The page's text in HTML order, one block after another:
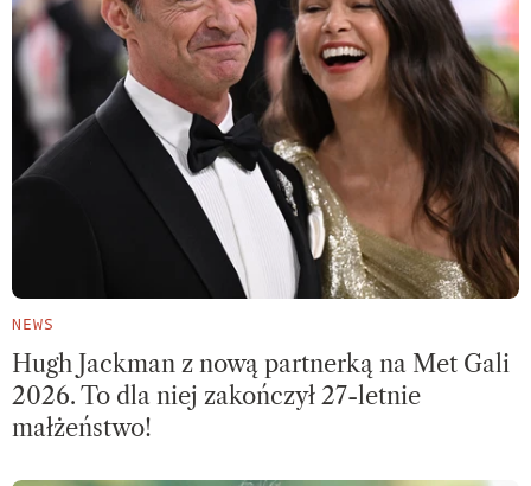
NEWS
Hugh Jackman z nową partnerką na Met Gali
2026. To dla niej zakończył 27-letnie
małżeństwo!